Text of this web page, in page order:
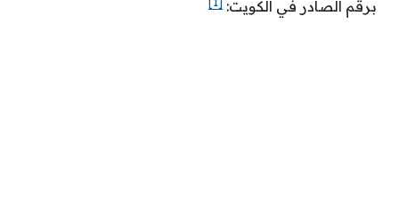
برقم الصادر في الكويت: